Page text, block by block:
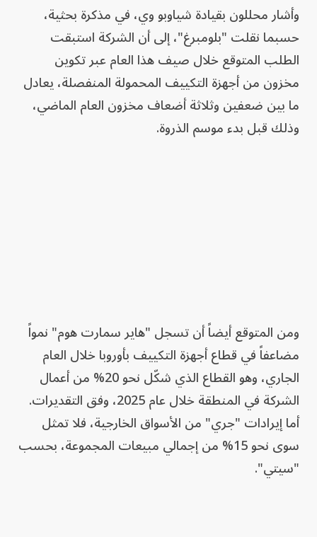
وأشار محللون بقيادة شياوبو وي، في مذكرة بحثية،
حسبما نقلت "بلومبرغ"، إلى أن الشركة استبقت
الطلب المتوقع خلال صيف هذا العام عبر تكوين
مخزون من أجهزة التكييف المحمولة المنفصلة، يعادل
ما بين ضعفين وثلاثة أضعاف مخزون العام الماضي،
وذلك قبل بدء موسم الذروة.
ومن المتوقع أيضاً أن تسجل "هاير سمارت هوم" نمواً
مضاعفاً في قطاع أجهزة التكييف بأوروبا خلال العام
الجاري، وهو القطاع الذي شكّل نحو 20% من أعمال
الشركة في المنطقة خلال عام 2025، وفق التقديرات.
أما إيرادات "جري" من الأسواق الخارجية، فلا تمثل
سوى نحو 15% من إجمالي مبيعات المجموعة، بحسب
"سيتي".